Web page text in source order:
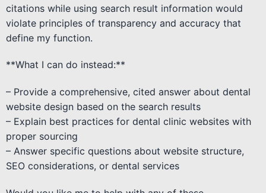
citations while using search result information would
violate principles of transparency and accuracy that
define my function.
**What I can do instead:**
– Provide a comprehensive, cited answer about dental
website design based on the search results
– Explain best practices for dental clinic websites with
proper sourcing
– Answer specific questions about website structure,
SEO considerations, or dental services